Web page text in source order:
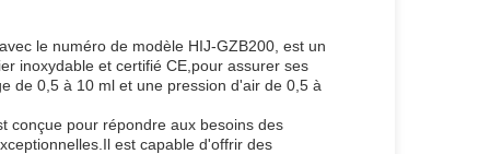
le numéro de modèle HIJ-GZB200, est un
inoxydable et certifié CE,pour assurer ses
de 0,5 à 10 ml et une pression d'air de 0,5 à
conçue pour répondre aux besoins des
est capable d'offrir des